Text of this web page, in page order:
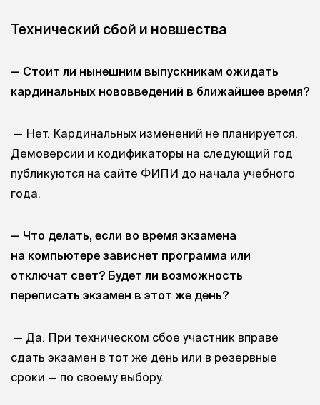
Технический сбой и новшества
— Стоит ли нынешним выпускникам ожидать
кардинальных нововведений в ближайшее время?
— Нет. Кардинальных изменений не планируется.
Демоверсии и кодификаторы на следующий год
публикуются на сайте ФИПИ до начала учебного
года.
— Что делать, если во время экзамена
на компьютере зависнет программа или
отключат свет? Будет ли возможность
переписать экзамен в этот же день?
— Да. При техническом сбое участник вправе
сдать экзамен в тот же день или в резервные
сроки — по своему выбору.